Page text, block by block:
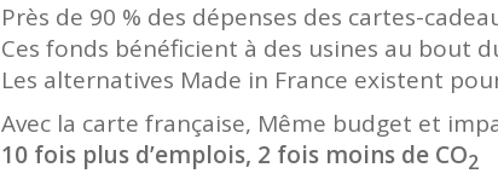
Près de 90 % des dépenses des cartes-
Ces fonds bénéficient à des usines au bout
Les alternatives Made in France existent
Avec la carte française, Même budget et
10 fois plus d’emplois, 2 fois moins de CO2